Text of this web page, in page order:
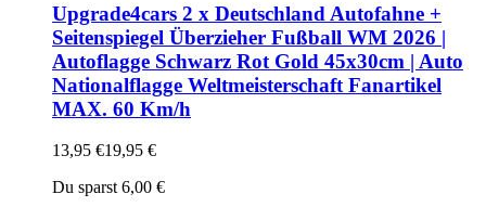
Upgrade4cars 2 x Deutschland Autofahne +
Seitenspiegel Überzieher Fußball WM 2026 |
Autoflagge Schwarz Rot Gold 45x30cm | Auto
Nationalflagge Weltmeisterschaft Fanartikel
MAX. 60 Km/h
13,95 €19,95 €
Du sparst 6,00 €